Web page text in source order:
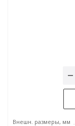
Внешн. размеры, мм